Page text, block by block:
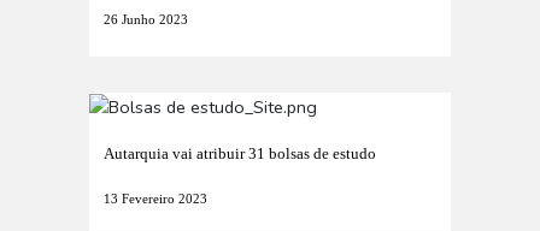
26 Junho 2023
Autarquia vai atribuir 31 bolsas de estudo
13 Fevereiro 2023